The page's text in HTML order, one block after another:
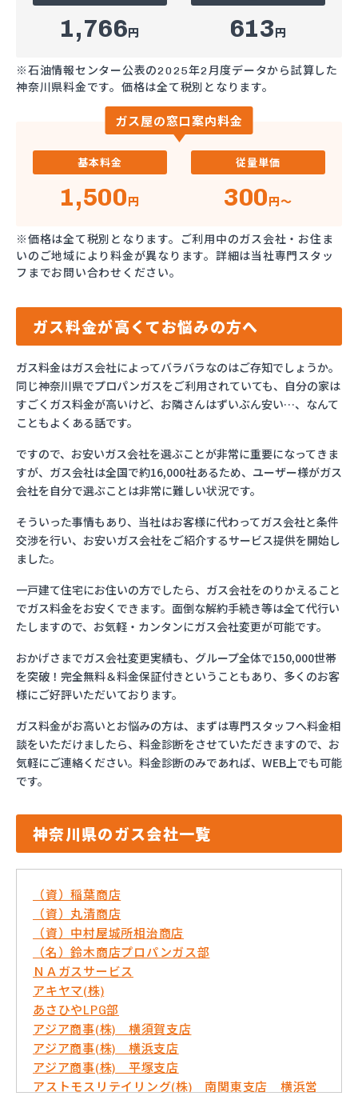
1,766円 613円
※石油情報センター公表の2025年2月度データから試算した
神奈川県料金です。価格は全て税別となります。
ガス屋の窓口案内料金
基本料金
1,500円
従量単価
300円～
※価格は全て税別となります。ご利用中のガス会社・お住ま
いのご地域により料金が異なります。詳細は当社専門スタッ
フまでお問い合わせください。
ガス料金が高くてお悩みの方へ
ガス料金はガス会社によってバラバラなのはご存知でしょうか。
同じ神奈川県でプロパンガスをご利用されていても、自分の家は
すごくガス料金が高いけど、お隣さんはずいぶん安い…、なんて
こともよくある話です。
ですので、お安いガス会社を選ぶことが非常に重要になってきま
すが、ガス会社は全国で約16,000社あるため、ユーザー様がガス
会社を自分で選ぶことは非常に難しい状況です。
そういった事情もあり、当社はお客様に代わってガス会社と条件
交渉を行い、お安いガス会社をご紹介するサービス提供を開始し
ました。
一戸建て住宅にお住いの方でしたら、ガス会社をのりかえること
でガス料金をお安くできます。面倒な解約手続き等は全て代行い
たしますので、お気軽・カンタンにガス会社変更が可能です。
おかげさまでガス会社変更実績も、グループ全体で150,000世帯
を突破！完全無料＆料金保証付きということもあり、多くのお客
様にご好評いただいております。
ガス料金がお高いとお悩みの方は、まずは専門スタッフへ料金相
談をいただけましたら、料金診断をさせていただきますので、お
気軽にご連絡ください。料金診断のみであれば、WEB上でも可能
です。
神奈川県のガス会社一覧
（資）稲葉商店
（資）丸清商店
（資）中村屋城所相治商店
（名）鈴木商店プロパンガス部
ＮＡガスサービス
アキヤマ(株)
あさひやLPG部
アジア商事(株) 横須賀支店
アジア商事(株) 横浜支店
アジア商事(株) 平塚支店
アストモスリテイリング(株) 南関東支店 横浜営